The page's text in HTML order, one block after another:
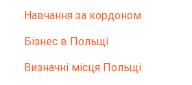
Hавчання за кордоном
Бізнес в Польщі
Визначні місця Польщі